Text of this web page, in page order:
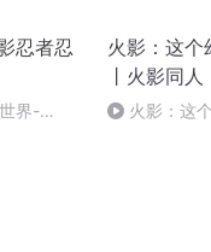
忍者忍
界-
火影：这个
丨火影同
火影：这